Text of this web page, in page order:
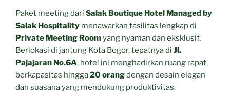
Paket meeting dari Salak Boutique Hotel Managed by
Salak Hospitality menawarkan fasilitas lengkap di
Private Meeting Roomyang nyaman dan eksklusif.
Berlokasi di jantung Kota Bogor, tepatnya di Jl.
Pajajaran No.6A, hotel ini menghadirkan ruang rapat
berkapasitas hingga20 orangdengan desain elegan
dan suasana yang mendukung produktivitas.